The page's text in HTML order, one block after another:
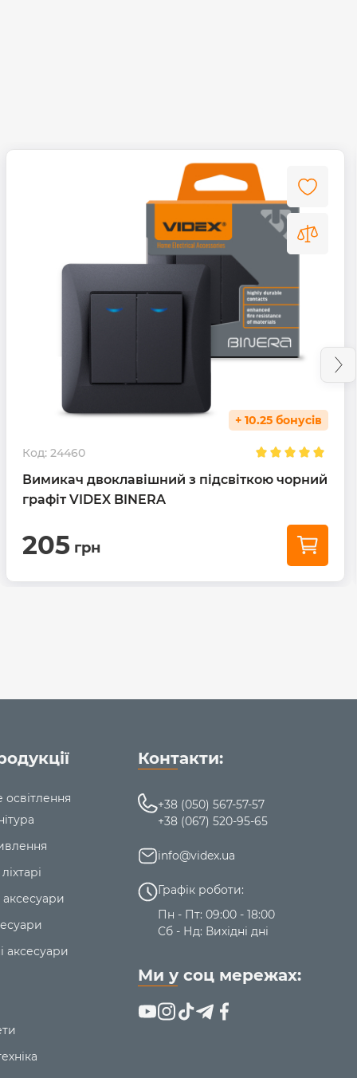
+ 10.25 бонусів
Код: 24460
Вимикач двоклавішний з підсвіткою чорний
графіт VIDEX BINERA
205 грн
освітлення
аксесуари
Контакти:
+38 (050) 567-57-57
+38 (067) 520-95-65
info@videx.ua
Графік роботи:
Пн - Пт: 09:00 - 18:00
Сб - Нд: Вихідні дні
Ми у соц мережах: